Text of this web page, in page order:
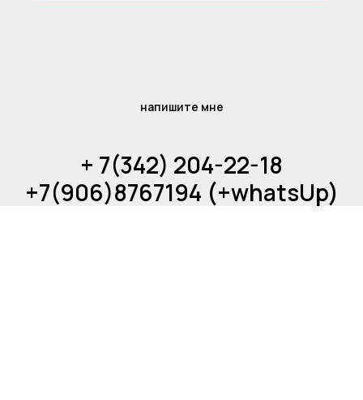
напишите мне
+ 7(342) 204-22-18
+7(906)8767194 (+whatsUp)